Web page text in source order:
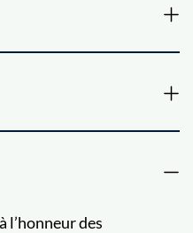
l’honneur des